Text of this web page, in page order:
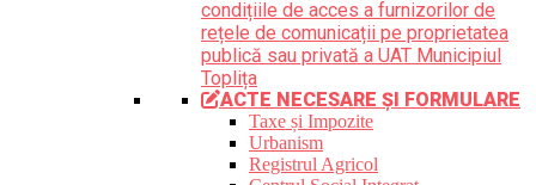
condițiile de acces a furnizorilor de
rețele de comunicații pe proprietatea
publică sau privată a UAT Municipiul
Toplița
ACTE NECESARE ȘI FORMULARE
Taxe și Impozite
Urbanism
Registrul Agricol